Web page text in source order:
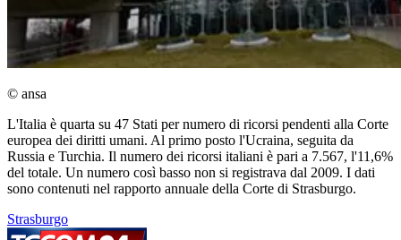
© ansa
L'Italia è quarta su 47 Stati per numero di ricorsi pendenti alla Corte
europea dei diritti umani. Al primo posto l'Ucraina, seguita da
Russia e Turchia. Il numero dei ricorsi italiani è pari a 7.567, l'11,6%
del totale. Un numero così basso non si registrava dal 2009. I dati
sono contenuti nel rapporto annuale della Corte di Strasburgo.
Strasburgo